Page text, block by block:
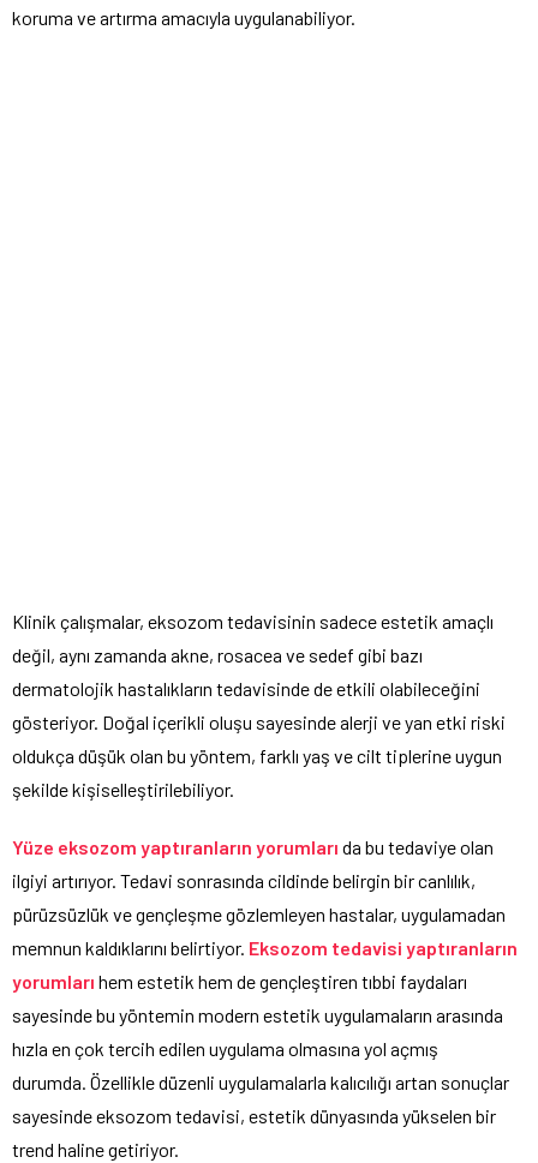
koruma ve artırma amacıyla uygulanabiliyor.
Klinik çalışmalar, eksozom tedavisinin sadece estetik amaçlı
değil, aynı zamanda akne, rosacea ve sedef gibi bazı
dermatolojik hastalıkların tedavisinde de etkili olabileceğini
gösteriyor. Doğal içerikli oluşu sayesinde alerji ve yan etki riski
oldukça düşük olan bu yöntem, farklı yaş ve cilt tiplerine uygun
şekilde kişiselleştirilebiliyor.
Yüze eksozom yaptıranların yorumları da bu tedaviye olan
ilgiyi artırıyor. Tedavi sonrasında cildinde belirgin bir canlılık,
pürüzsüzlük ve gençleşme gözlemleyen hastalar, uygulamadan
memnun kaldıklarını belirtiyor. Eksozom tedavisi yaptıranların
yorumları hem estetik hem de gençleştiren tıbbi faydaları
sayesinde bu yöntemin modern estetik uygulamaların arasında
hızla en çok tercih edilen uygulama olmasına yol açmış
durumda. Özellikle düzenli uygulamalarla kalıcılığı artan sonuçlar
sayesinde eksozom tedavisi, estetik dünyasında yükselen bir
trend haline getiriyor.